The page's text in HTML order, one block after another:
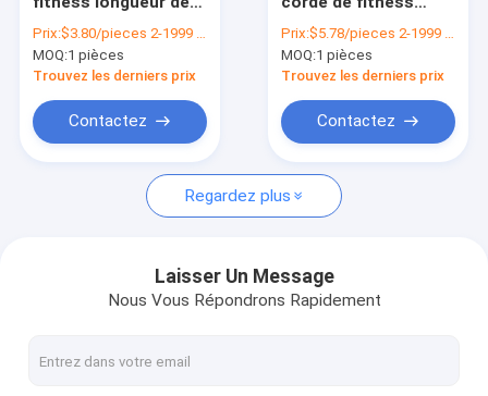
Nous contacter
Nouvelles
Demandez un devis
corde de saut
Compteur de pas
100 LCD Panneau de
compteur Corde de
saut pour exercice
Prix:$3.80/pieces 2-1999 pieces
MOQ:1 pièces
Trouvez les derniers prix
Contactez
vitesse de fitness de
sport lumière vert
saut de corde
Prix:$5.78/pieces 2-1999 pieces
MOQ:1 pièces
Trouvez les derniers prix
Contactez
Regardez plus
Laisser Un Message
Nous Vous Répondrons Rapidement